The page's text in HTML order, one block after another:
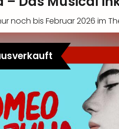
noch bis Februar 2026 im